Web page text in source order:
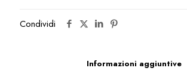
Condividi
Informazioni aggiuntive